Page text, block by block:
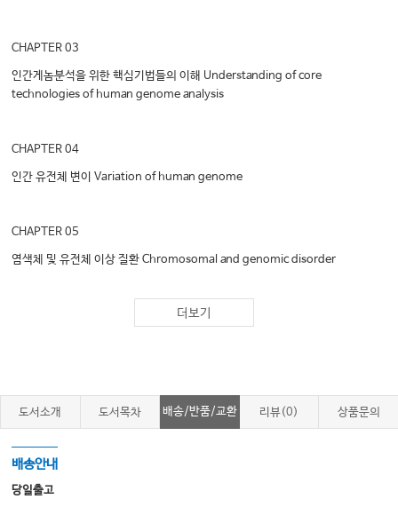
CHAPTER 03
인간게놈분석을 위한 핵심기법들의 이해 Understanding of core
technologies of human genome analysis
CHAPTER 04
인간 유전체 변이 Variation of human genome
CHAPTER 05
염색체 및 유전체 이상 질환 Chromosomal and genomic disorder
CHAPTER 07
inheritance: Non-traditional Mendelian inheritance
CHAPTER 08
더보기
도서소개 도서목차 배송/반품/교환 리뷰(0) 상품문의
배송안내
당일출고